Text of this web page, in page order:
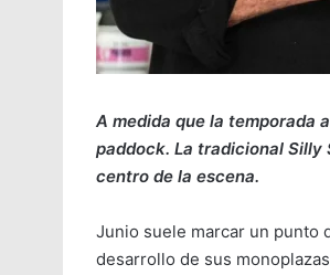
A medida que la temporada
paddock. La tradicional Silly
centro de la escena.
Junio suele marcar un punto
desarrollo de sus